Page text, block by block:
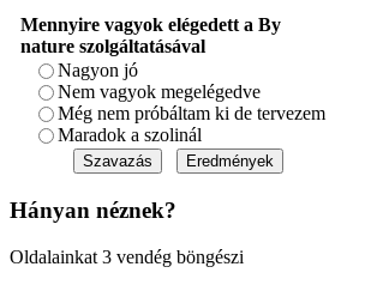
Mennyire vagyok elégedett a By
nature szolgáltatásával
Nagyon jó
Nem vagyok megelégedve
Még nem próbáltam ki de tervezem
Maradok a szolinál
Hányan néznek?
Oldalainkat 3 vendég böngészi